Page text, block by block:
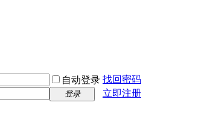
自动登录 找回密码
登录
立即注册